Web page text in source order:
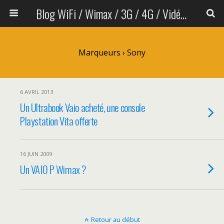
Blog WiFi / Wimax / 3G / 4G / Vidéo sans fil
Marqueurs › Sony
6 AVRIL 2013
Un Ultrabook Vaio acheté, une console
Playstation Vita offerte
16 JUIN 2009
Un VAIO P Wimax ?
Retour au début